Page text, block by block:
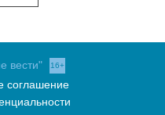
вести" 16+
соглашение